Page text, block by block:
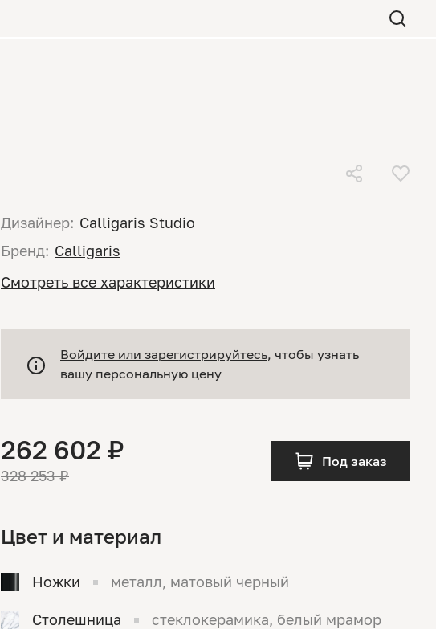
Дизайнер: Calligaris Studio
Бренд: Calligaris
Смотреть все характеристики
Войдите или зарегистрируйтесь, чтобы узнать
вашу персональную цену
262 602 ₽
328 253 ₽
Под заказ
Цвет и материал
Ножки металл, матовый черный
Столешница стеклокерамика, белый мрамор